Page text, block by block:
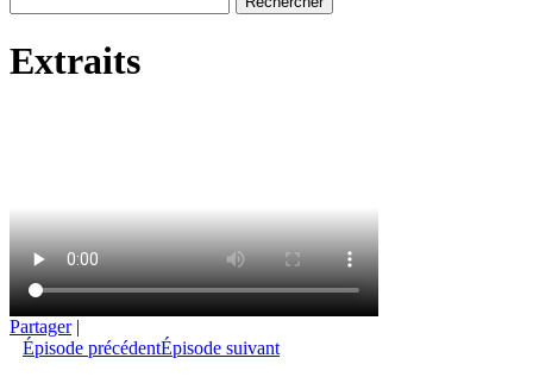
Extraits
Partager |
Épisode précédentÉpisode suivant